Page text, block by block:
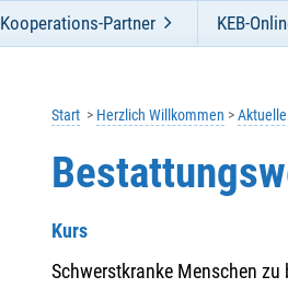
Kooperations-Partner KEB-
Start Herzlich Willkommen
Kurs
Schwerstkranke Menschen